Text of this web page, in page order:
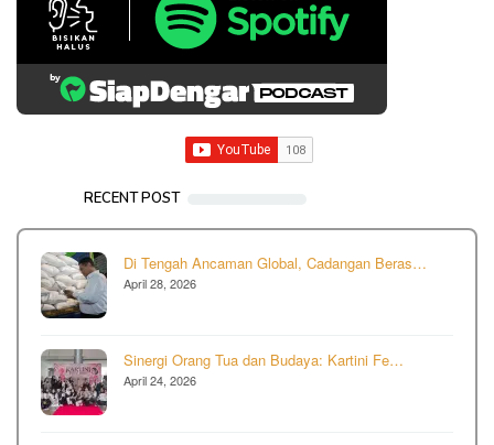
RECENT POST
Di Tengah Ancaman Global, Cadangan Beras…
April 28, 2026
Sinergi Orang Tua dan Budaya: Kartini Fe…
April 24, 2026